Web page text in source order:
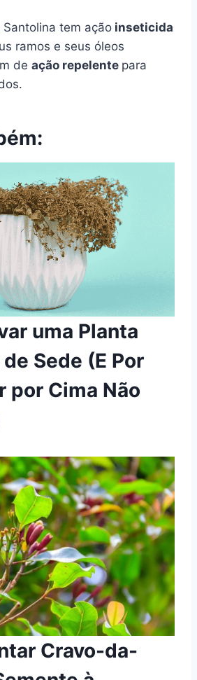
tem ação inseticida
ramos e seus óleos
de ação repelente para
uma Planta
Sede (E Por
por Cima Não
Cravo-da-